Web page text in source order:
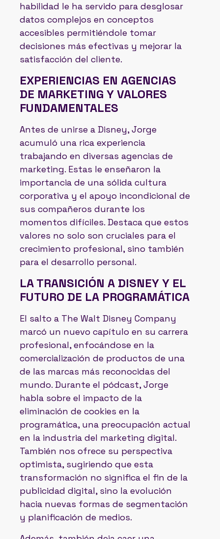
habilidad le ha servido para desglosar
datos complejos en conceptos
accesibles permitiéndole tomar
decisiones más efectivas y mejorar la
satisfacción del cliente.
EXPERIENCIAS EN AGENCIAS
DE MARKETING Y VALORES
FUNDAMENTALES
Antes de unirse a Disney, Jorge
acumuló una rica experiencia
trabajando en diversas agencias de
marketing. Estas le enseñaron la
importancia de una sólida cultura
corporativa y el apoyo incondicional de
sus compañeros durante los
momentos difíciles. Destaca que estos
valores no solo son cruciales para el
crecimiento profesional, sino también
para el desarrollo personal.
LA TRANSICIÓN A DISNEY Y EL
FUTURO DE LA PROGRAMÁTICA
El salto a The Walt Disney Company
marcó un nuevo capítulo en su carrera
profesional, enfocándose en la
comercialización de productos de una
de las marcas más reconocidas del
mundo. Durante el pódcast, Jorge
habla sobre el impacto de la
eliminación de cookies en la
programática, una preocupación actual
en la industria del marketing digital.
También nos ofrece su perspectiva
optimista, sugiriendo que esta
transformación no significa el fin de la
publicidad digital, sino la evolución
hacia nuevas formas de segmentación
y planificación de medios.